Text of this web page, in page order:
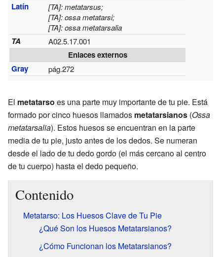
Latín
[TA]: metatarsus;
[TA]: ossa metatarsi;
[TA]: ossa metatarsalia
TA A02.5.17.001
Enlaces externos
Gray
pág.272
El metatarso es una parte muy importante de tu pie. Está
formado por cinco huesos llamados metatarsianos (Ossa
metatarsalia). Estos huesos se encuentran en la parte
media de tu pie, justo antes de los dedos. Se numeran
desde el lado de tu dedo gordo (el más cercano al centro
de tu cuerpo) hasta el dedo pequeño.
Contenido
Metatarso: Los Huesos Clave de Tu Pie
¿Qué Son los Huesos Metatarsianos?
¿Cómo Funcionan los Metatarsianos?